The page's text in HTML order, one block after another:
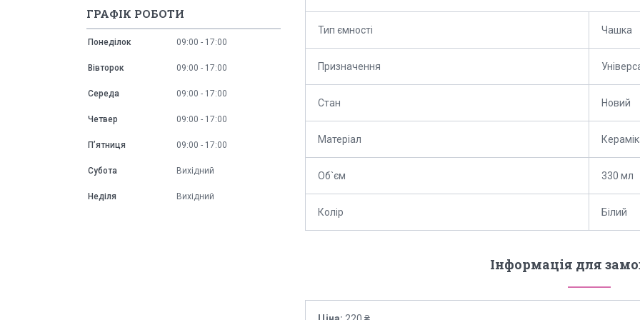
Тип ємності Чашка
Призначення
Стан Новий
Матеріал
Об`єм 330 мл
Колір Білий
Інформація для
ГРАФІК РОБОТИ
Понеділок 09:00 17:00
Вівторок 09:00 17:00
Середа 09:00 17:00
Четвер 09:00 17:00
Пʼятниця 09:00 17:00
Субота Вихідний
Неділя Вихідний